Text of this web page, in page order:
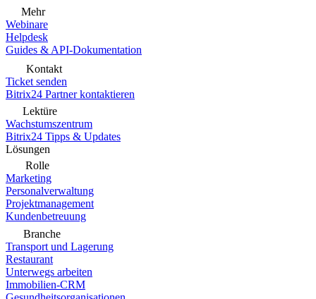
Mehr
Webinare
Helpdesk
Guides & API-Dokumentation
Kontakt
Ticket senden
Bitrix24 Partner kontaktieren
Lektüre
Wachstumszentrum
Bitrix24 Tipps & Updates
Lösungen
Rolle
Marketing
Personalverwaltung
Projektmanagement
Kundenbetreuung
Branche
Transport und Lagerung
Restaurant
Unterwegs arbeiten
Immobilien-CRM